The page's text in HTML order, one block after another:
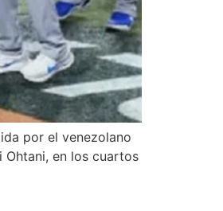
por el venezolano
Ohtani, en los cuartos